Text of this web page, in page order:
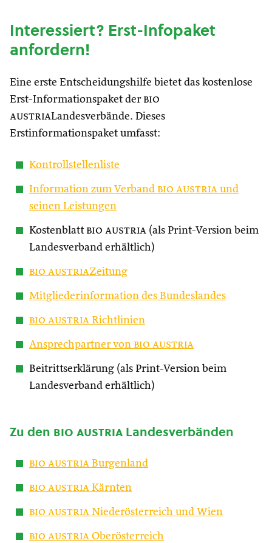
Interessiert? Erst-Infopaket
anfordern!
Eine erste Entscheidungshilfe bietet das kostenlose
Erst-Informationspaket der bio
austriaLandesverbände. Dieses
Erstinformationspaket umfasst:
Kontrollstellenliste
Information zum Verband bio austria und
seinen Leistungen
Kostenblatt bio austria (als Print-Version beim
Landesverband erhältlich)
bio austriaZeitung
Mitgliederinformation des Bundeslandes
bio austria Richtlinien
Ansprechpartner von bio austria
Beitrittserklärung (als Print-Version beim
Landesverband erhältlich)
Zu den bio austria Landesverbänden
bio austria Burgenland
bio austria Kärnten
bio austria Niederösterreich und Wien
bio austria Oberösterreich